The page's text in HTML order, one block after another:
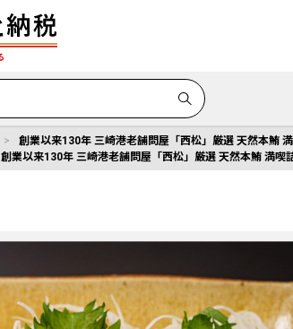
創業以来130年 三崎港老舗問屋「西松」厳選 天然本鮪
創業以来130年 三崎港老舗問屋「西松」厳選 天然本鮪 満